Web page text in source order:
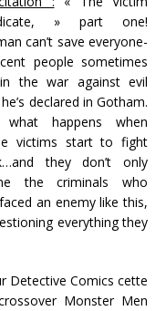
» part one!
can’t save everyone-
people sometimes
the war against evil
declared in Gotham.
what happens when
victims start to fight
they don’t only
the criminals who
an enemy like this,
everything they
Detective Comics cette
Monster Men